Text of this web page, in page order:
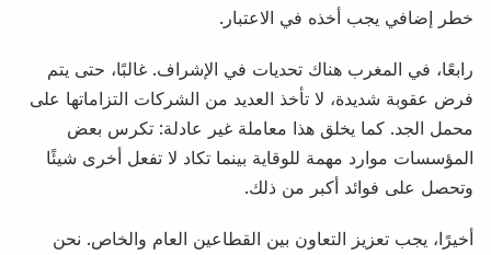
خطر إضافي يجب أخذه في الاعتبار.
رابعًا، في المغرب هناك تحديات في الإشراف. غالبًا، حتى يتم
فرض عقوبة شديدة، لا تأخذ العديد من الشركات التزاماتها على
محمل الجد. كما يخلق هذا معاملة غير عادلة: تكرس بعض
المؤسسات موارد مهمة للوقاية بينما تكاد لا تفعل أخرى شيئًا
وتحصل على فوائد أكبر من ذلك.
أخيرًا، يجب تعزيز التعاون بين القطاعين العام والخاص. نحن